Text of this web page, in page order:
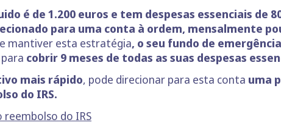
é de 1.200 euros e tem despesas essenciais de
para uma conta à ordem, mensalmente
mantiver esta estratégia, o seu fundo de
cobrir 9 meses de todas as suas despesas
mais rápido, pode direcionar para esta conta uma
do IRS.
reembolso do IRS